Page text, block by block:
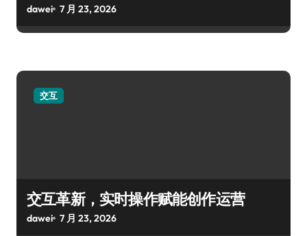
dawei 7 月 23, 2026
交互
交互革新，实时操作赋能创作运营
dawei 7 月 23, 2026